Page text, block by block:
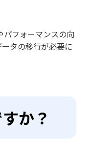
パフォーマンスの向
タの移行が必要に
か？